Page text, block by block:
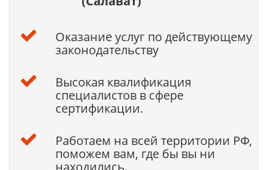
Оказание услуг по действующему
законодательству
Высокая квалификация
специалистов в сфере
сертификации.
Работаем на всей территории РФ,
поможем вам, где бы вы ни
находились.